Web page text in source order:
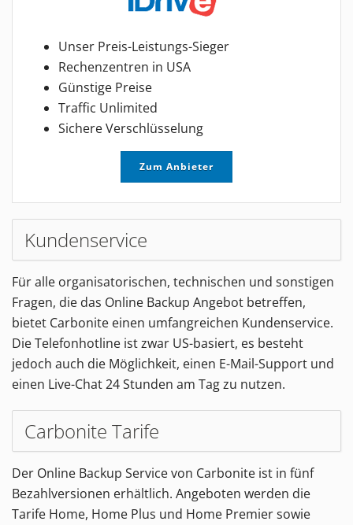
Unser Preis-Leistungs-Sieger
Rechenzentren in USA
Günstige Preise
Traffic Unlimited
Sichere Verschlüsselung
Zum Anbieter
Kundenservice
Für alle organisatorischen, technischen und sonstigen
Fragen, die das Online Backup Angebot betreffen,
bietet Carbonite einen umfangreichen Kundenservice.
Die Telefonhotline ist zwar US-basiert, es besteht
jedoch auch die Möglichkeit, einen E-Mail-Support und
einen Live-Chat 24 Stunden am Tag zu nutzen.
Carbonite Tarife
Der Online Backup Service von Carbonite ist in fünf
Bezahlversionen erhältlich. Angeboten werden die
Tarife Home, Home Plus und Home Premier sowie